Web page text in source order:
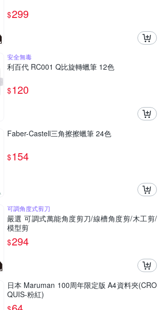
$299
安全無毒
利百代 RC001 Q比旋轉蠟筆 12色
$120
Faber-Castell三角擦擦蠟筆 24色
$154
可調角度式剪刀
嚴選 可調式萬能角度剪刀/線槽角度剪/木工剪/
模型剪
$294
日本 Maruman 100周年限定版 A4資料夾(CRO
QUIS-粉紅)